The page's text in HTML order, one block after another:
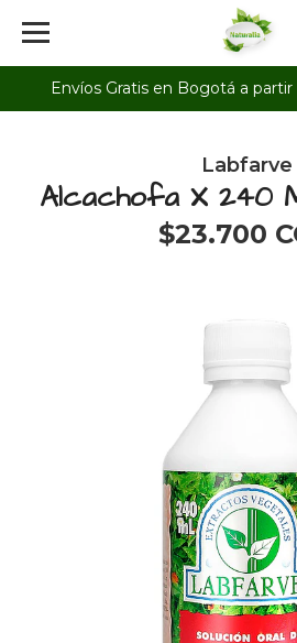
Envíos Gratis en Bogotá a partir
Labfarve
Alcachofa X 240
$23.700